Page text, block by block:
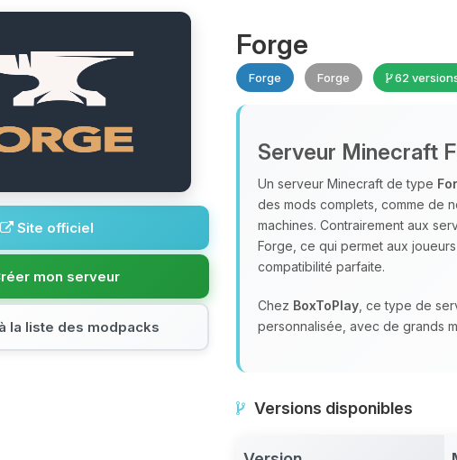
Site officiel
mon serveur
la liste des modpacks
Forge
Forge Forge 62
Serveur Minecraft
Un serveur Minecraft de type
des mods complets, comme de
machines. Contrairement aux
Forge, ce qui permet aux
compatibilité parfaite.
Chez BoxToPlay , ce type de
personnalisée, avec de grands
Versions disponibles